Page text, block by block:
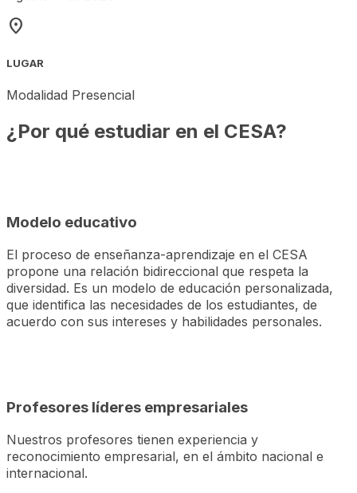
location_on
LUGAR
Modalidad Presencial
¿Por qué estudiar en el CESA?
Modelo educativo
El proceso de enseñanza-aprendizaje en el CESA
propone una relación bidireccional que respeta la
diversidad. Es un modelo de educación personalizada,
que identifica las necesidades de los estudiantes, de
acuerdo con sus intereses y habilidades personales.
Profesores líderes empresariales
Nuestros profesores tienen experiencia y
reconocimiento empresarial, en el ámbito nacional e
internacional.